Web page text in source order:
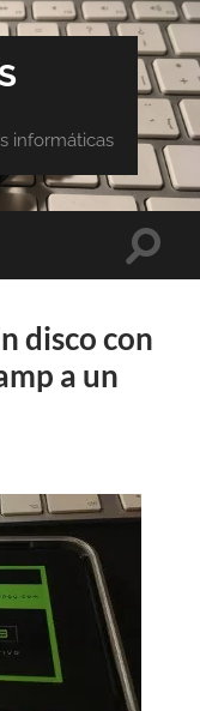
informáticas
disco con
a un